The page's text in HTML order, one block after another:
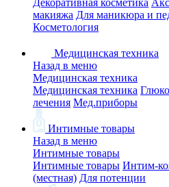
Декоративная косметика
макияжа Для маникюра и
Косметология
Медицинская техника
Назад в меню
Медицинская техника
Медицинская техника
лечения Мед.приборы
Интимные товары
Назад в меню
Интимные товары
Интимные товары Интим-
(местная) Для потенции